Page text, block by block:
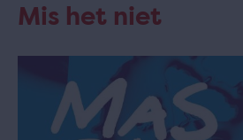
Mis het niet